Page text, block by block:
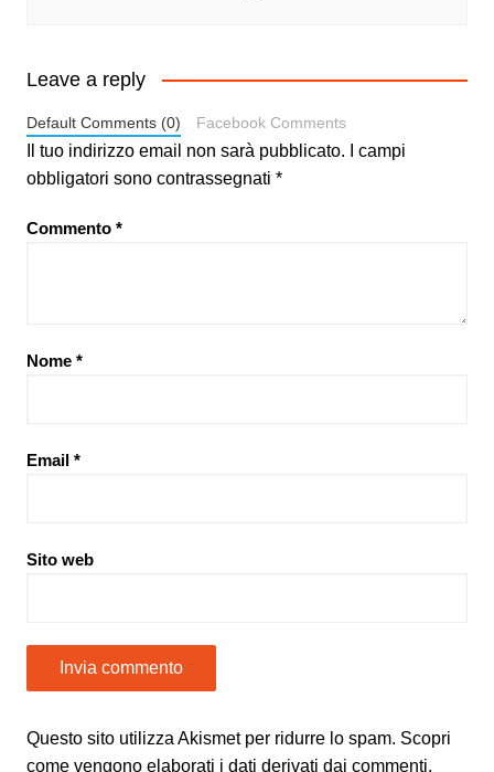
Leave a reply
Default Comments (0) Facebook Comments
Il tuo indirizzo email non sarà pubblicato.
I campi
obbligatori sono contrassegnati *
Commento *
Nome *
Email *
Sito web
Questo sito utilizza Akismet per ridurre lo spam. Scopri
come vengono elaborati i dati derivati dai commenti.